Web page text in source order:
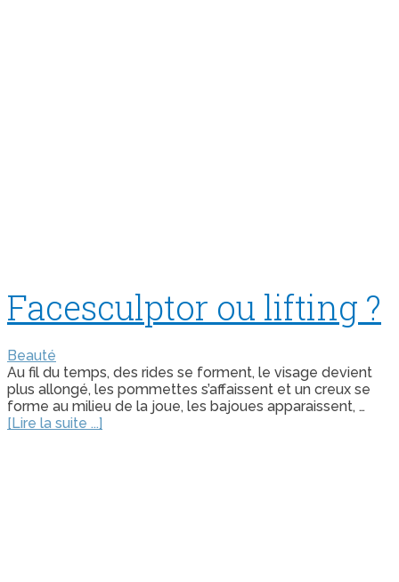
Facesculptor ou lifting ?
Beauté
Au fil du temps, des rides se forment, le visage devient
plus allongé, les pommettes s’affaissent et un creux se
forme au milieu de la joue, les bajoues apparaissent, …
[Lire la suite ...]